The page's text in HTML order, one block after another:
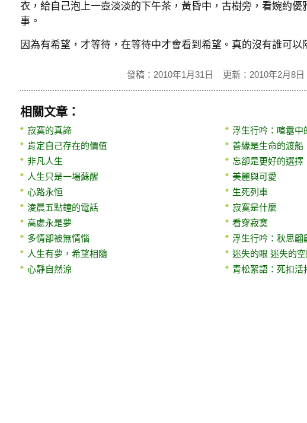
衣，給自己泡上一壺淡淡的下午茶，黃昏中，古樹旁，看婉約優
事。
因為有希望，才等待，在等待中才會看到希望。真的沒有誰可以
發稿：2010年1月31日 更新：2010年2月8日
相關文章：
寂寞的真諦
肯定自己存在的價值
非凡人生
人生只是一場蘇醒
心路永恒
淩晨五點鐘的電話
高處永是夢
多情卻被無情惱
人生有夢，希望相隨
心靜自然涼
浮生行吟：喧囂中
善緣是生命的渡船
忘卻是更好的選擇
美麗與可愛
生死列車
寂寞是什麼
看穿寂寞
浮生行吟：秋思翩
迷失的眼 迷失的空
青松絮語：死扣活